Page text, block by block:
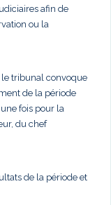
afin de
ou la
tribunal convoque
de la période
fois pour la
du chef
de la période et